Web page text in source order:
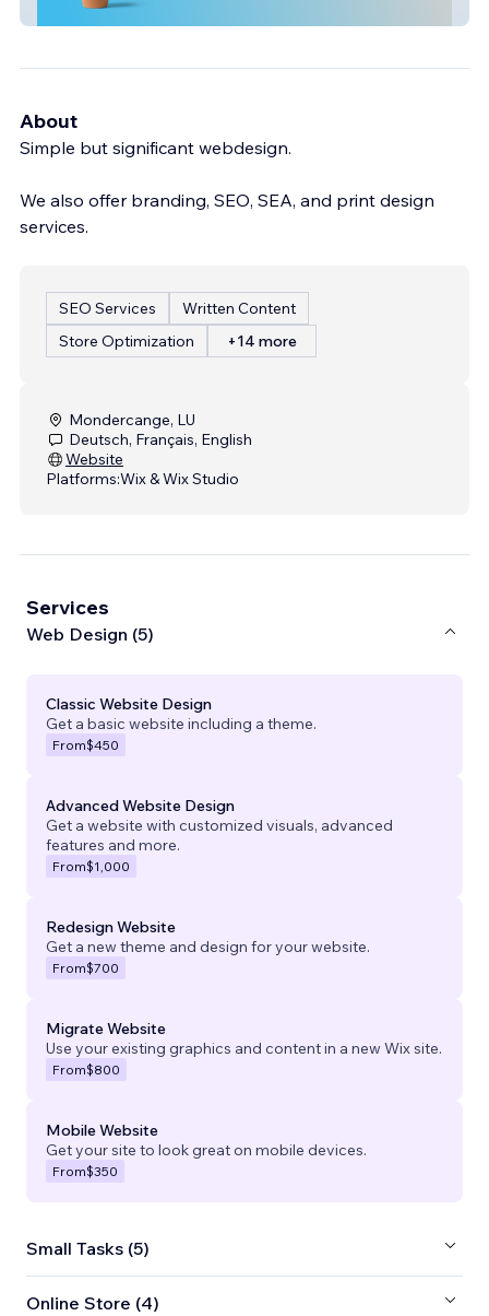
Judith Milberg
About
Simple but significant webdesign.
We also offer branding, SEO, SEA, and print design
services.
SEO Services
Written Content
Store Optimization
+14 more
Mondercange, LU
Deutsch, Français, English
Website
Platforms:Wix & Wix Studio
Services
Web Design (5)
Classic Website Design
Get a basic website including a theme.
From$450
Advanced Website Design
Get a website with customized visuals, advanced
features and more.
From$1,000
Redesign Website
Get a new theme and design for your website.
From$700
Migrate Website
Use your existing graphics and content in a new Wix site.
From$800
Mobile Website
Get your site to look great on mobile devices.
From$350
Small Tasks (5)
Online Store (4)